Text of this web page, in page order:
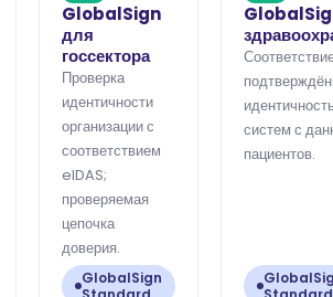
GlobalSign
для
госсектора
Проверка
идентичности
организации с
соответствием
eIDAS;
проверяемая
цепочка
доверия.
GlobalSign
систем с
пациентов.